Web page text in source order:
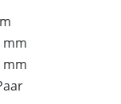
mm
mm